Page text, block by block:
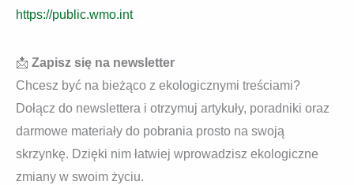
https://public.wmo.int
📩 Zapisz się na newsletter
Chcesz być na bieżąco z ekologicznymi treściami?
Dołącz do newslettera i otrzymuj artykuły, poradniki oraz
darmowe materiały do pobrania prosto na swoją
skrzynkę. Dzięki nim łatwiej wprowadzisz ekologiczne
zmiany w swoim życiu.